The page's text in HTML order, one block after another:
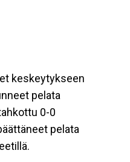
keskeytykseen
pelata
0-0
pelata